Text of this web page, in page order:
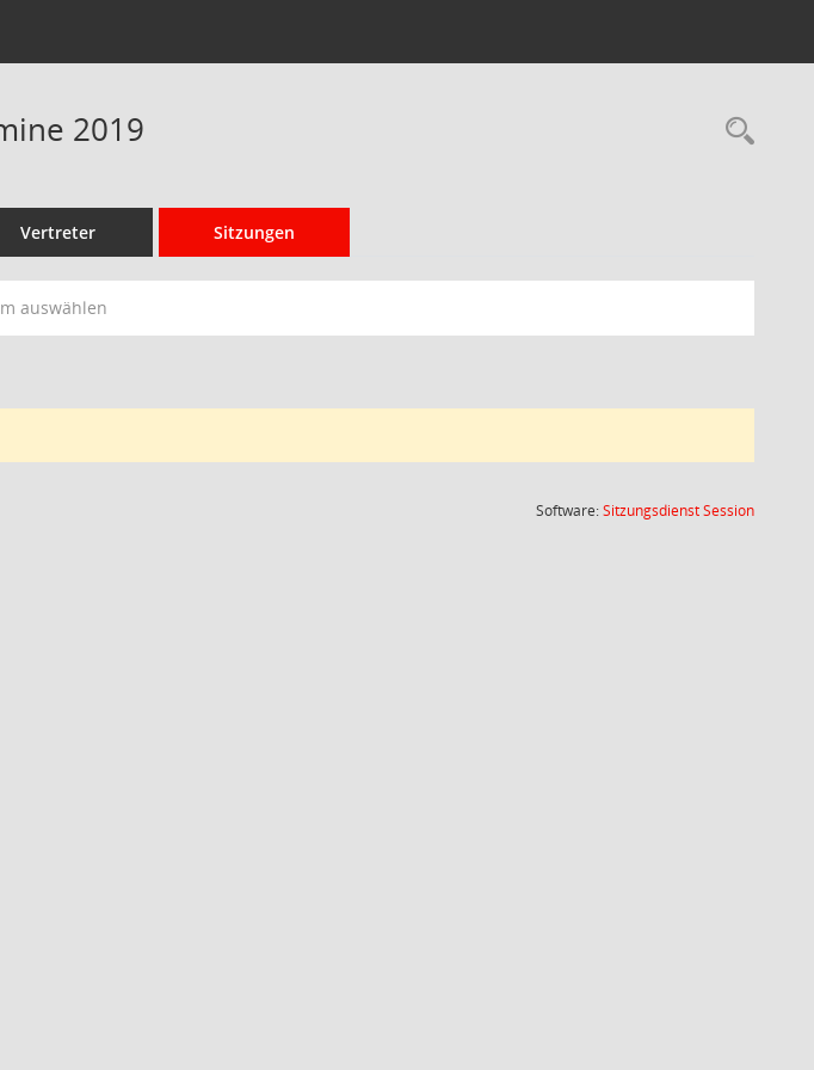
2019
Vertreter Sitzungen
auswählen
Software:SitzungsdienstSession(Wird in